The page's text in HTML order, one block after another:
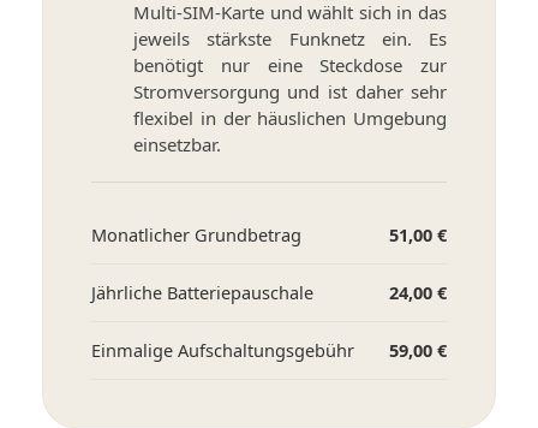
Multi-SIM-Karte und wählt sich in das
jeweils stärkste Funknetz ein. Es
benötigt nur eine Steckdose zur
Stromversorgung und ist daher sehr
flexibel in der häuslichen Umgebung
einsetzbar.
Monatlicher Grundbetrag 51,00 €
Jährliche Batteriepauschale 24,00 €
Einmalige Aufschaltungsgebühr 59,00 €